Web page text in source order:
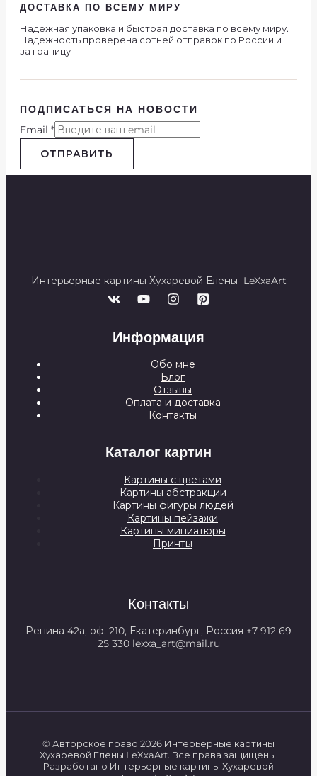
ДОСТАВКА ПО ВСЕМУ МИРУ
Надежная упаковка и быстрая доставка по всему миру.
Надежность проверена сотней отправок по России и
за границу
ПОДПИСАТЬСЯ НА НОВОСТИ
Email *
ОТПРАВИТЬ
Интерьерные картины Хухаревой Елены LeXxaArt
Информация
Обо мне
Блог
Отзывы
Оплата и доставка
Контакты
Каталог картин
Картины с цветами
Картины абстракции
Картины фигуры людей
Картины пейзажи
Картины миниатюры
Принты
Контакты
Репина 42а, оф. 210, Екатеринбург, Россия +7 912 69
25 330 lexxa_art@mail.ru
© Авторское право 2026 Интерьерные картины
Хухаревой Елены LeXxaArt. Все права защищены.
Разработано Интерьерные картины Хухаревой